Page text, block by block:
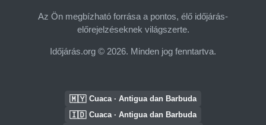
Az Ön megbízható forrása a pontos, élő időjárás-
előrejelzéseknek világszerte.
Időjárás.org © 2026. Minden jog fenntartva.
🇲🇾 Cuaca · Antigua dan Barbuda
🇮🇩 Cuaca · Antigua dan Barbuda